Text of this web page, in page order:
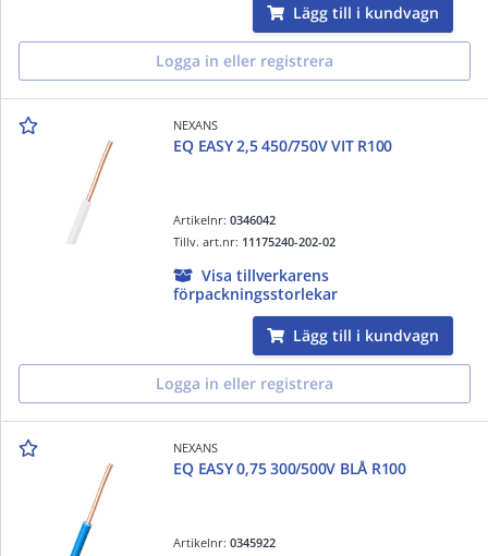
Lägg till i kundvagn
Logga in eller registrera
NEXANS
EQ EASY 2,5 450/750V VIT R100
Artikelnr:0346042
Tillv. art.nr: 11175240-202-02
Visa tillverkarens
förpackningsstorlekar
Lägg till i kundvagn
Logga in eller registrera
NEXANS
EQ EASY 0,75 300/500V BLÅ R100
Artikelnr:0345922